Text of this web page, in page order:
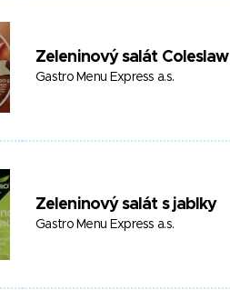
Zeleninový salát Coleslaw
Gastro Menu Express a.s.
Zeleninový salát s jablky
Gastro Menu Express a.s.